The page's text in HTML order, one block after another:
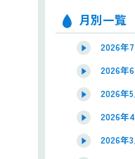
月別一覧
2026年
2026年
2026年
2026年
2026年